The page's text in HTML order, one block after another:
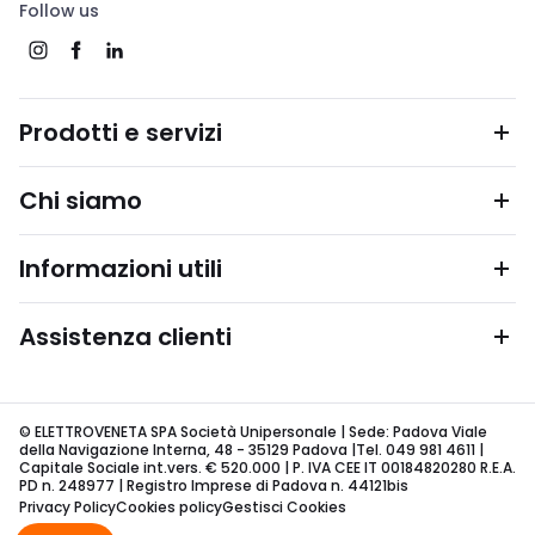
Follow us
Prodotti e servizi
Chi siamo
Informazioni utili
Assistenza clienti
© ELETTROVENETA SPA Società Unipersonale | Sede: Padova Viale
della Navigazione Interna, 48 - 35129 Padova |Tel. 049 981 4611 |
Capitale Sociale int.vers. € 520.000 | P. IVA CEE IT 00184820280 R.E.A.
PD n. 248977 | Registro Imprese di Padova n. 44121bis
Privacy PolicyCookies policyGestisci Cookies